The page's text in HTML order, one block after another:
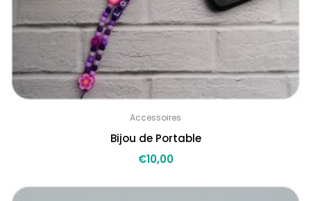
Accessoires
Bijou de Portable
€10,00